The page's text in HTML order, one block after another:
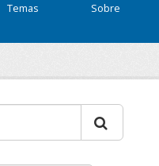
Temas Sobre